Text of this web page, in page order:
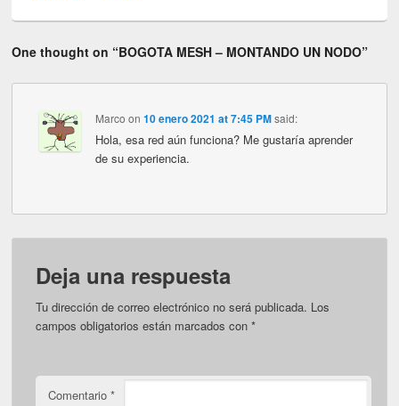
One thought on “BOGOTA MESH – MONTANDO UN NODO”
Marco on 10 enero 2021 at 7:45 PM said:
Hola, esa red aún funciona? Me gustaría aprender
de su experiencia.
Deja una respuesta
Tu dirección de correo electrónico no será publicada. Los
campos obligatorios están marcados con*
Comentario*